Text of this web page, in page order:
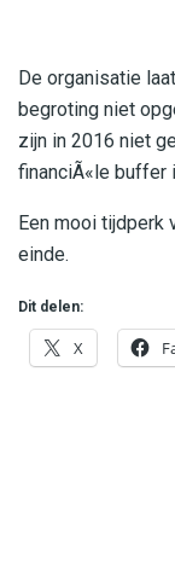
De organisatie
begroting niet
zijn in 2016 niet
financiÃ«le buffer
Een mooi tijdperk
einde.
Dit delen:
X